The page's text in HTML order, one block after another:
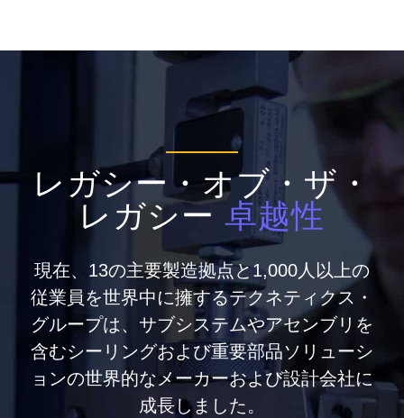
レガシー・オブ・ザ・
レガシー卓越性
現在、13の主要製造拠点と1,000人以上の
従業員を世界中に擁するテクネティクス・
グループは、サブシステムやアセンブリを
含むシーリングおよび重要部品ソリューシ
ョンの世界的なメーカーおよび設計会社に
成長しました。